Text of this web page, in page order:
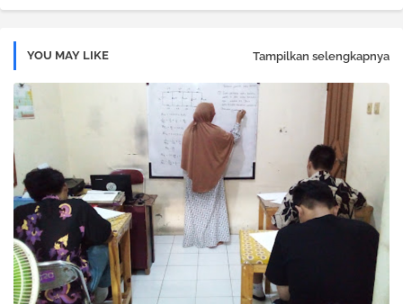
YOU MAY LIKE Tampilkan selengkapnya